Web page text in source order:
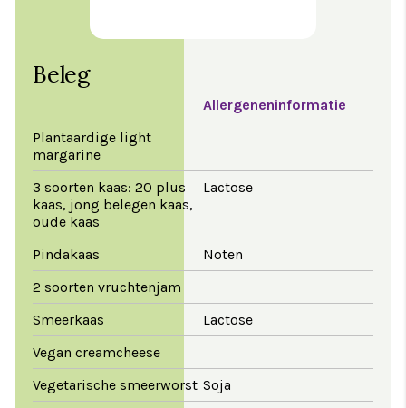
Beleg
Allergeneninformatie
Plantaardige light
margarine
3 soorten kaas: 20 plus
kaas, jong belegen kaas,
oude kaas
Lactose
Pindakaas
Noten
2 soorten vruchtenjam
Smeerkaas
Lactose
Vegan creamcheese
Vegetarische smeerworst Soja